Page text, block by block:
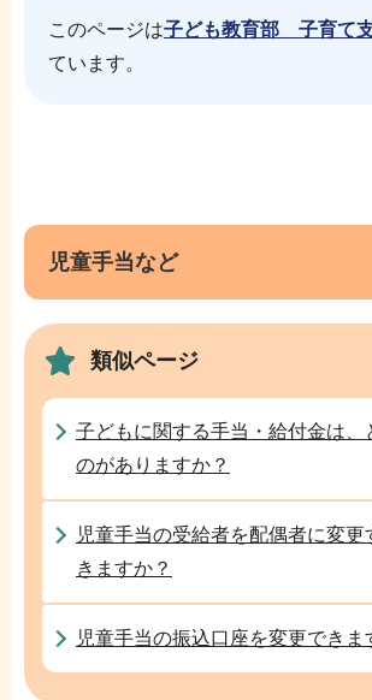
このページは子ども教育部 子育て
ています。
こ
ま
で
ブ
ビ
児童手当など
類似ページ
子どもに関する手当・給付金は、
のがありますか？
児童手当の受給者を配偶者に変更
きますか？
児童手当の振込口座を変更できま